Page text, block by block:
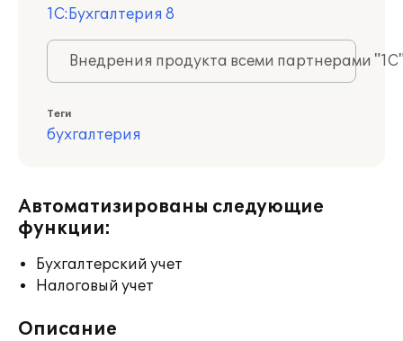
1С:Бухгалтерия 8
Внедрения продукта всеми партнерами
Теги
бухгалтерия
Автоматизированы следующие
функции:
Бухгалтерский учет
Налоговый учет
Описание